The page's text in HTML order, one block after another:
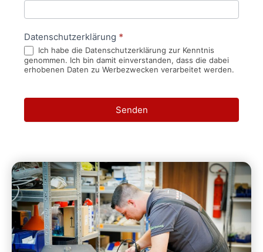
Datenschutzerklärung *
Ich habe die Datenschutzerklärung zur Kenntnis
genommen. Ich bin damit einverstanden, dass die dabei
erhobenen Daten zu Werbezwecken verarbeitet werden.
Senden